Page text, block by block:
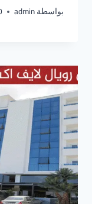
بواسطةadmin